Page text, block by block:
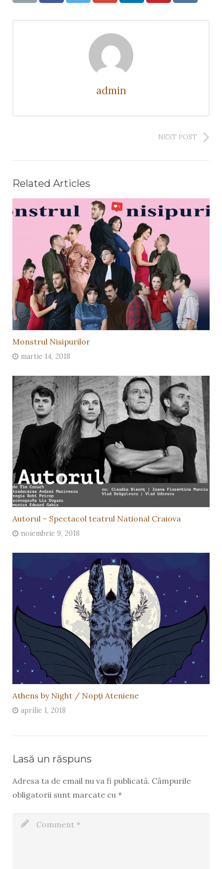
admin
NEXT POST
Related Articles
Monstrul Nisipurilor
martie 14, 2018
Autorul – Spectacol teatrul National Craiova
noiembrie 9, 2018
Athens by Night / Nopți Ateniene
aprilie 1, 2018
Lasă un răspuns
Adresa ta de email nu va fi publicată. Câmpurile
obligatorii sunt marcate cu *